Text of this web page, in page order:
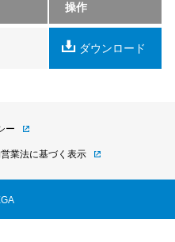
操作
ダウンロード
ー
業法に基づく表示